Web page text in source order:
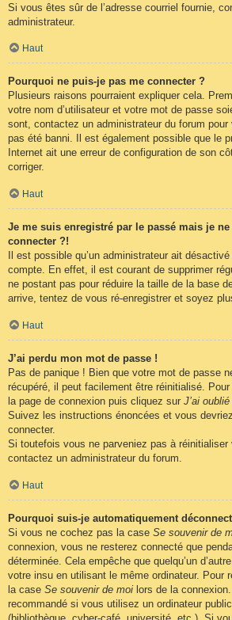
Si vous êtes sûr de l’adresse courriel fournie,
administrateur.
Haut
Pourquoi ne puis-je pas me connecter ?
Plusieurs raisons pourraient expliquer cela.
votre nom d’utilisateur et votre mot de passe
sont, contactez un administrateur du forum pour
pas été banni. Il est également possible que le
Internet ait une erreur de configuration de son
corriger.
Haut
Je me suis enregistré par le passé mais je
connecter ?!
Il est possible qu’un administrateur ait
compte. En effet, il est courant de supprimer
ne postant pas pour réduire la taille de la base
arrive, tentez de vous ré-enregistrer et soyez
Haut
J’ai perdu mon mot de passe !
Pas de panique ! Bien que votre mot de passe
récupéré, il peut facilement être réinitialisé.
la page de connexion puis cliquez sur J’ai
Suivez les instructions énoncées et vous
connecter.
Si toutefois vous ne parveniez pas à réinitialiser
contactez un administrateur du forum.
Haut
Pourquoi suis-je automatiquement
Si vous ne cochez pas la case Se souvenir de
connexion, vous ne resterez connecté que
déterminée. Cela empêche que quelqu’un
votre insu en utilisant le même ordinateur. Pour
la case Se souvenir de moi lors de la
recommandé si vous utilisez un ordinateur